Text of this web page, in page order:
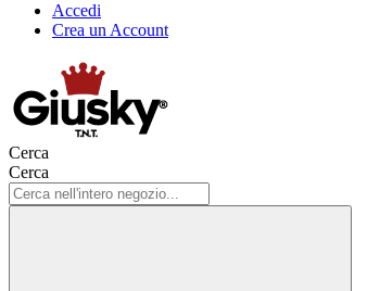
Accedi
Crea un Account
Cerca
Cerca